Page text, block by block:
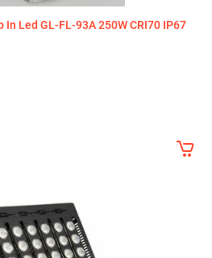
Led GL-FL-93A 250W CRI70 IP67